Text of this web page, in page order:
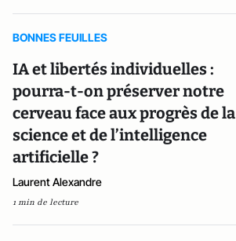
BONNES FEUILLES
IA et libertés individuelles :
pourra-t-on préserver notre
cerveau face aux progrès de la
science et de l’intelligence
artificielle ?
Laurent Alexandre
1 min de lecture